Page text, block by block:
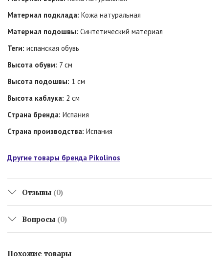
Материал подклада: Кожа натуральная
Материал подошвы: Синтетический материал
Теги: испанская обувь
Высота обуви: 7 см
Высота подошвы: 1 см
Высота каблука: 2 см
Страна бренда: Испания
Страна производства: Испания
Другие товары бренда Pikolinos
Отзывы (0)
Вопросы (0)
Похожие товары